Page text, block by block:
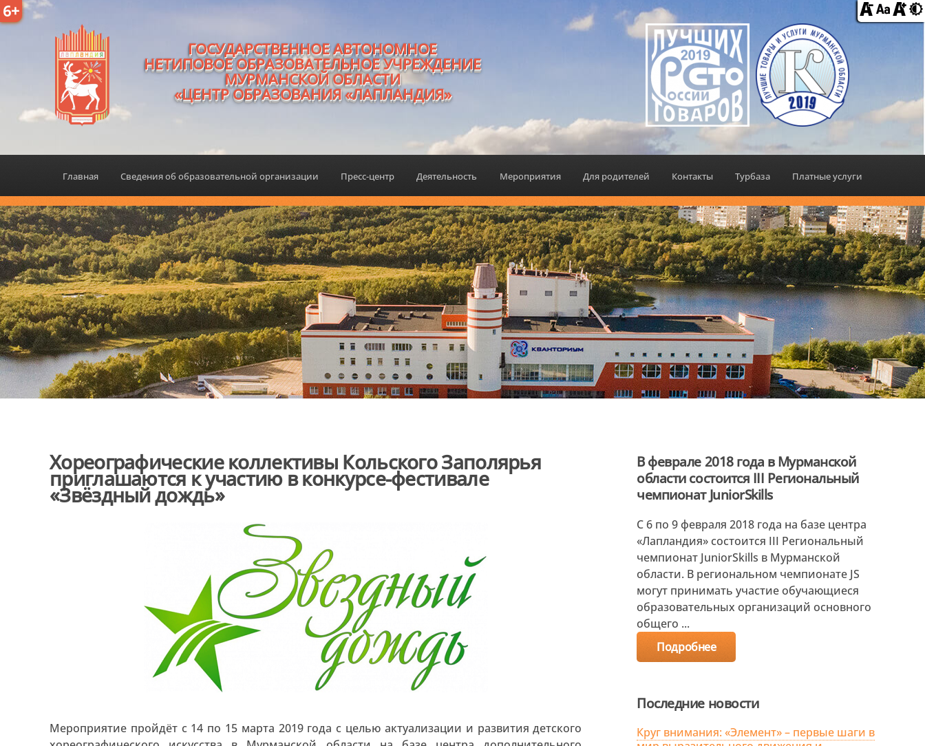
6+
ГОСУДАРСТВЕННОЕ АВТОНОМНОЕ
НЕТИПОВОЕ ОБРАЗОВАТЕЛЬНОЕ УЧРЕЖДЕНИЕ
МУРМАНСКОЙ ОБЛАСТИ
«ЦЕНТР ОБРАЗОВАНИЯ «ЛАПЛАНДИЯ»
Главная Сведения об образовательной организации Пресс-центр Деятельность Мероприятия Для родителей Контакты Турбаза Платные услуги
Хореографические коллективы Кольского Заполярья
приглашаются к участию в конкурсе-фестивале
«Звёздный дождь»
Мероприятие пройдёт с 14 по 15 марта 2019 года с целью актуализации и развития детского
В феврале 2018 года в Мурманской
области состоится III Региональный
чемпионат JuniorSkills
С 6 по 9 февраля 2018 года на базе центра
«Лапландия» состоится III Региональный
чемпионат JuniorSkills в Мурманской
области. В региональном чемпионате JS
могут принимать участие обучающиеся
образовательных организаций основного
общего ...
Подробнее
Последние новости
Круг внимания: «Элемент» – первые шаги в